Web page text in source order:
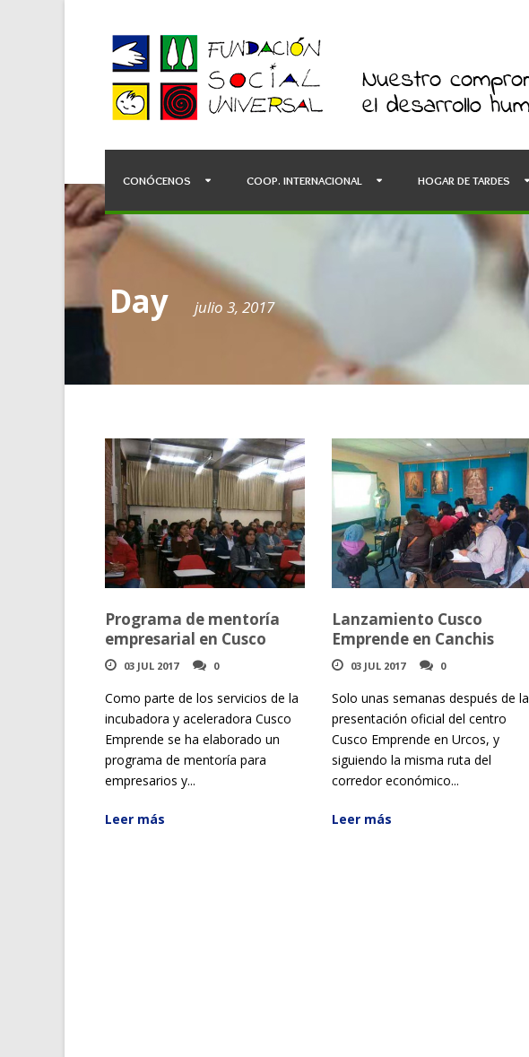
CONÓCENOS COOP. INTERNACIONAL HOGAR DE TARDES
Day julio 3, 2017
Programa de mentoría
empresarial en Cusco
03 JUL 2017 0
Como parte de los servicios de la
incubadora y aceleradora Cusco
Emprende se ha elaborado un
programa de mentoría para
empresarios y...
Leer más
Lanzamiento Cusco
Emprende en Canchis
03 JUL 2017 0
Solo unas semanas después de la
presentación oficial del centro
Cusco Emprende en Urcos, y
siguiendo la misma ruta del
corredor económico...
Leer más